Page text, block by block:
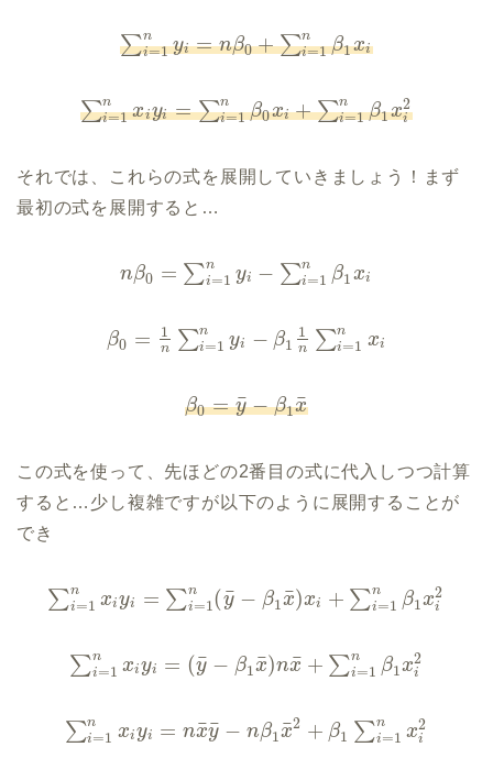
∑n
i=1 yi = nβ0 +∑n
i=1 β1xi
∑n
i=1 xiyi = ∑n
i=1 β0xi +∑n
i=1 β1x2
i
それでは、これらの式を展開していきましょう！まず
最初の式を展開すると…
nβ0 = ∑n
i=1 yi − ∑n
i=1 β1xi
β0 = 1
n ∑n
i=1 yi − β1
1
n ∑n
i=1 xi
β0 = y
¯− β1x
¯
この式を使って、先ほどの2番目の式に代入しつつ計算
すると…少し複雑ですが以下のように展開することが
でき
∑n
i=1 xiyi = ∑n
i=1(y
¯ − β1x
¯)xi + ∑n
i=1 β1x2
i
∑n
i=1 xiyi = (y
¯ − β1x
¯)nx
¯ + ∑n
i=1 β1x2
i
∑n
i=1 xiyi = nx
¯y
¯ − nβ1x
¯2 + β1 ∑n
i=1 x2
i